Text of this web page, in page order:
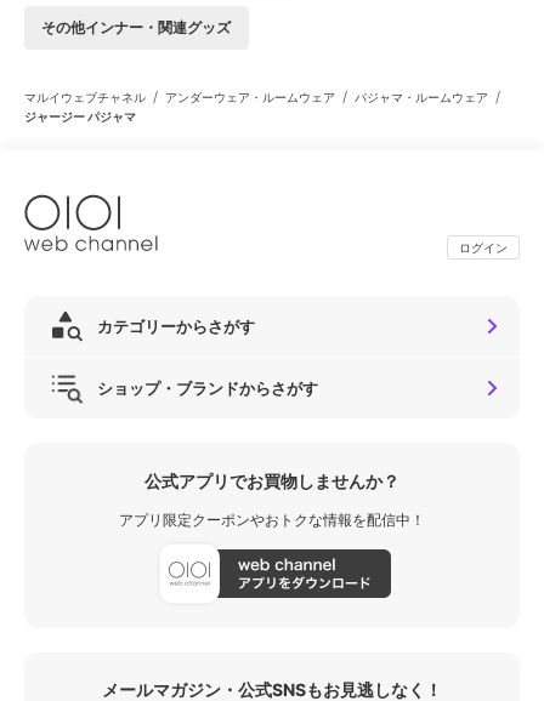
その他インナー・関連グッズ
マルイウェブチャネル / アンダーウェア・ルームウェア / パジャマ・ルームウェア /
ジャージー パジャマ
ログイン
カテゴリーからさがす
ショップ・ブランドからさがす
公式アプリでお買物しませんか？
アプリ限定クーポンやおトクな情報を配信中！
メールマガジン・公式SNSもお見逃しなく！